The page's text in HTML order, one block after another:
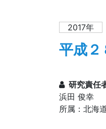
2017年
平成２
研究責任
浜田 俊幸
所属：北海